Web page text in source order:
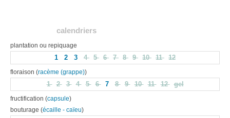
calendriers
plantation ou repiquage
1 2 3 4 5 6 7 8 9 10 11 12
floraison (racème (grappe))
1 2 3 4 5 6 7 8 9 10 11 12 gel
fructification (capsule)
bouturage (écaille - caïeu)